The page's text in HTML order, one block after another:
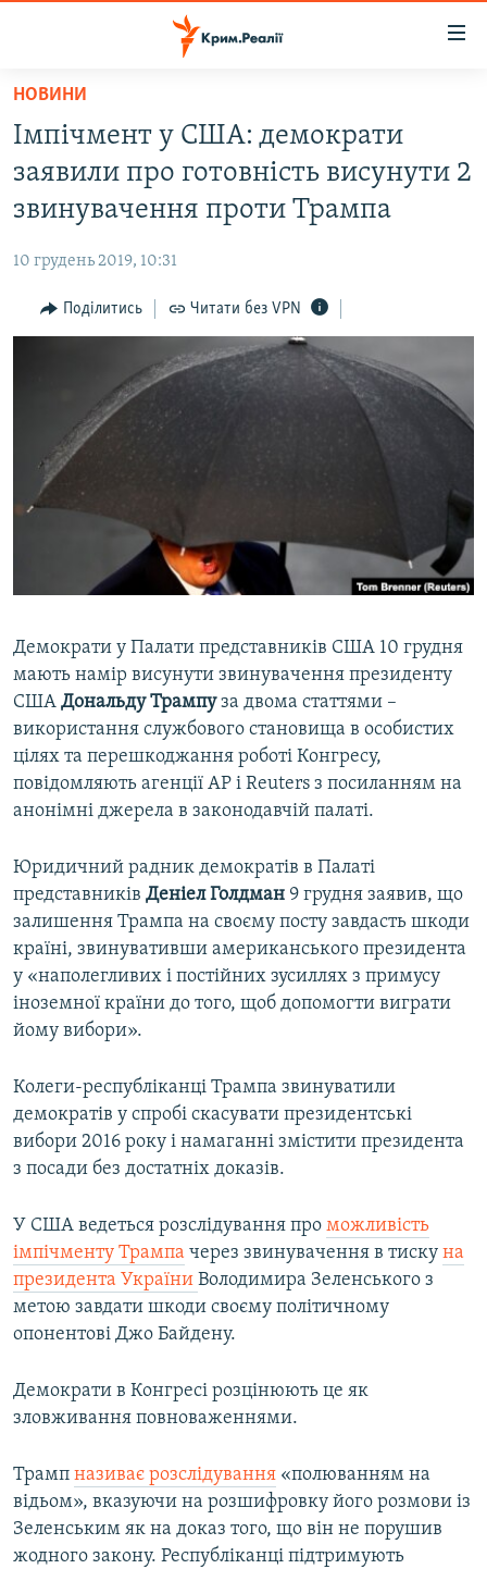
Перейти
основного
матеріалу
до
основної
навігації
Перейти
до
ВІДЕО ТА ФОТО
БЛОГИ
ПОГЛЯД
ВСЕ ЗА ДЕНЬ
СПЕЦПРОЕКТИ
ДЕПОРТАЦІЯ
ВІДЕОУРОКИ «ELIFBE»
СВІДЧЕННЯ ОКУПАЦІЇ
УКРАЇНСЬКА ПРОБЛЕМА КРИМУ
ЯК ОБІЙТИ БЛОКУВАННЯ
Усі сайти RFE/RL
НОВИНИ
Імпічмент у США: демократи
заявили про готовність висунути 2
звинувачення проти Трампа
10 грудень 2019, 10:31
Поділитись Читати без VPN
Демократи у Палати представників США 10 грудня
мають намір висунути звинувачення президенту
США Дональду Трампуза двома статтями –
використання службового становища в особистих
цілях та перешкоджання роботі Конгресу,
повідомляють агенції AP і Reuters з посиланням на
анонімні джерела в законодавчій палаті.
Юридичний радник демократів в Палаті
представників Деніел Голдман 9 грудня заявив, що
залишення Трампа на своєму посту завдасть шкоди
країні, звинувативши американського президента
у «наполегливих і постійних зусиллях з примусу
іноземної країни до того, щоб допомогти виграти
йому вибори».
Колеги-республіканці Трампа звинуватили
демократів у спробі скасувати президентські
вибори 2016 року і намаганні змістити президента
з посади без достатніх доказів.
У США ведеться розслідування про можливість
імпічменту Трампа через звинувачення в тиску на
президента України Володимира Зеленського з
метою завдати шкоди своєму політичному
опонентові Джо Байдену.
Демократи в Конгресі розцінюють це як
зловживання повноваженнями.
Трамп називає розслідування «полюванням на
відьом», вказуючи на розшифровку його розмови із
Зеленським як на доказ того, що він не порушив
жодного закону. Республіканці підтримують